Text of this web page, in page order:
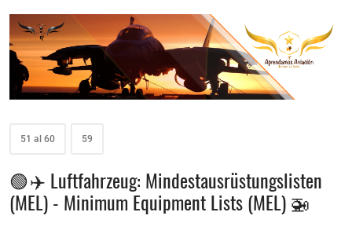
51 al 60 59
🟢 ✈️ Luftfahrzeug: Mindestausrüstungslisten
(MEL) - Minimum Equipment Lists (MEL) 🚁